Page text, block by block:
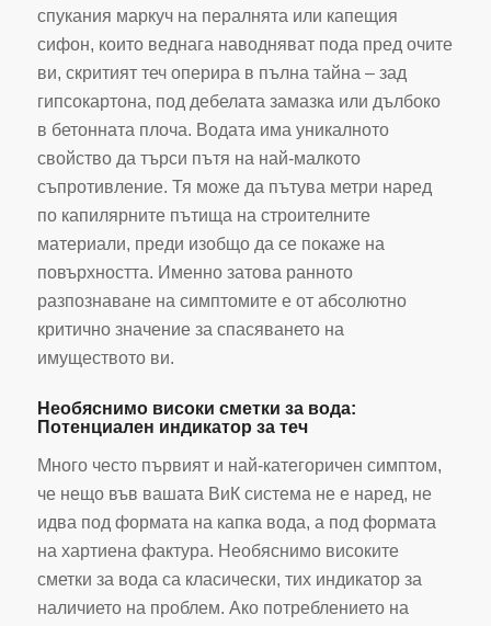
спукания маркуч на пералнята или капещия
сифон, които веднага наводняват пода пред очите
ви, скритият теч оперира в пълна тайна – зад
гипсокартона, под дебелата замазка или дълбоко
в бетонната плоча. Водата има уникалното
свойство да търси пътя на най-малкото
съпротивление. Тя може да пътува метри наред
по капилярните пътища на строителните
материали, преди изобщо да се покаже на
повърхността. Именно затова ранното
разпознаване на симптомите е от абсолютно
критично значение за спасяването на
имуществото ви.
Необяснимо високи сметки за вода:
Потенциален индикатор за теч
Много често първият и най-категоричен симптом,
че нещо във вашата ВиК система не е наред, не
идва под формата на капка вода, а под формата
на хартиена фактура. Необяснимо високите
сметки за вода са класически, тих индикатор за
наличието на проблем. Ако потреблението на